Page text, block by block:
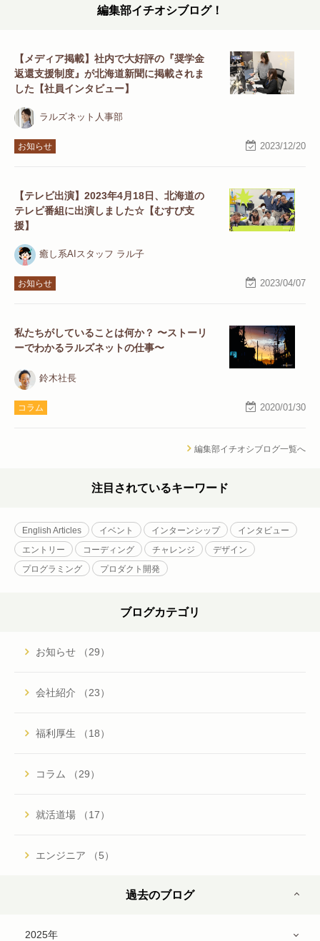
編集部イチオシブログ！
【メディア掲載】社内で大好評の『奨学金
返還支援制度』が北海道新聞に掲載されま
した【社員インタビュー】
ラルズネット人事部
お知らせ 2023/12/20
【テレビ出演】2023年4月18日、北海道の
テレビ番組に出演しました☆【むすび支
援】
癒し系AIスタッフ ラル子
お知らせ 2023/04/07
私たちがしていることは何か？ 〜ストーリ
ーでわかるラルズネットの仕事〜
鈴木社長
コラム 2020/01/30
編集部イチオシブログ一覧へ
注目されているキーワード
English Articles イベント インターンシップ
インタビュー
エントリー
コーディング チャレンジ
デザイン
プログラミング
プロダクト開発
ブログカテゴリ
お知らせ （29）
会社紹介 （23）
福利厚生 （18）
コラム （29）
就活道場 （17）
エンジニア （5）
過去のブログ
2025年